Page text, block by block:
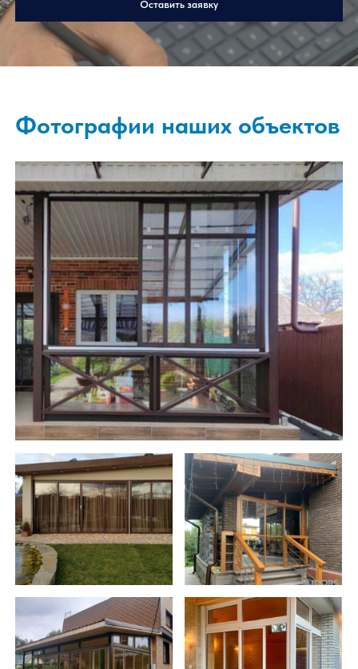
Я соглашаюсь на обработку персональных данных
Фотографии наших